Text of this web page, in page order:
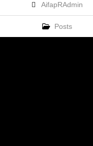
AifapRAdmin
Posts